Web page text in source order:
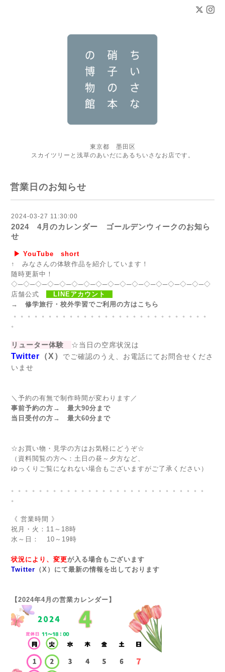
東京都 墨田区
スカイツリーと浅草のあいだにあるちいさなお店です。
営業日のお知らせ
2024-03-27 11:30:00
2024 4月のカレンダー ゴールデンウィークのお知ら
せ
▶ YouTube short
↑ みなさんの体験作品を紹介しています！
随時更新中！
◇─◇─◇─◇─◇─◇─◇─◇─◇─◇─◇─◇─◇─◇─◇─◇─◇
店舗公式
LINEアカウント
→ 修学旅行・校外学習でご利用の方はこちら
。。。。。。。。。。。。。。。。。。。。。。。。。。。。
。
リューター体験 ☆当日の空席状況は
Twitter （X） でご確認のうえ、お電話にてお問合せくださ
いませ
＼予約の有無で制作時間が変わります／
事前予約の方→ 最大90分まで
当日受付の方→ 最大60分まで
☆お買い物・見学の方はお気軽にどうぞ☆
（資料閲覧の方へ：土日の昼～夕方など、
ゆっくりご覧になれない場合もございますがご了承ください）
。。。。。。。。。。。。。。。。。。。。。。。。。。。。
。
《 営業時間 》
祝月・火：11～18時
水～日： 10～19時
状況により、変更が入る場合もございます
Twitter （X）にて最新の情報を出しております
【2024年4月の営業カレンダー】